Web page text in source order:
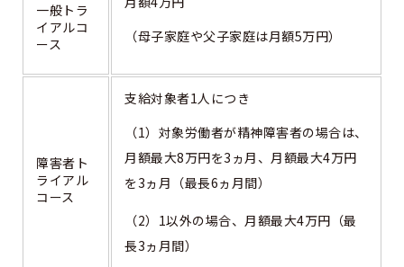
一般トラ
イアルコ
ース
（母子家庭や父子家庭は月額5万円）
障害者ト
ライアル
コース
支給対象者1人につき
（1）対象労働者が精神障害者の場合は、
月額最大8万円を3ヵ月、月額最大4万円
を3ヵ月（最長6ヵ月間）
（2）1以外の場合、月額最大4万円（最
長3ヵ月間）